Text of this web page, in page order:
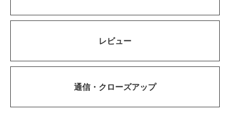
レビュー
通信・ クローズアップ